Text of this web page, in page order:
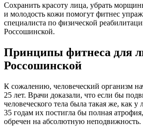
Сохранить красоту лица, убрать
и молодость кожи помогут фитнес
специалиста по физической
Россошинской.
Принципы фитнеса для
Россошинской
К сожалению, человеческий организм
25 лет. Врачи доказали, что если бы
человеческого тела была такая же, как
35 годам их постигла бы полная
обречен на абсолютную неподвижность.